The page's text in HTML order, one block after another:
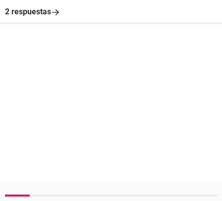
2 respuestas